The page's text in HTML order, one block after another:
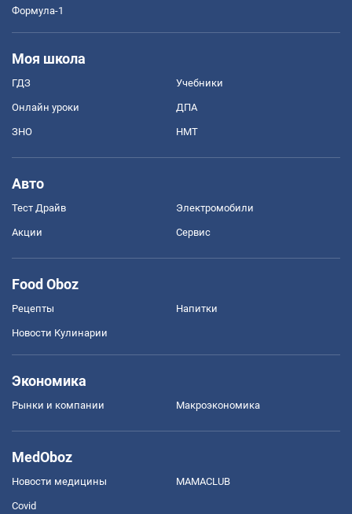
Формула-1
Моя школа
ГДЗ Учебники
Онлайн уроки ДПА
ЗНО НМТ
Авто
Тест Драйв Электромобили
Акции Сервис
Food Oboz
Рецепты Напитки
Новости Кулинарии
Экономика
Рынки и компании Mакроэкономика
MedOboz
Новости медицины MAMACLUB
Covid